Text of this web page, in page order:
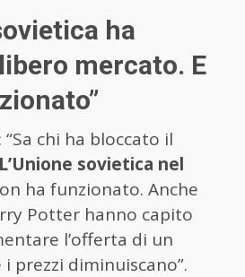
ha
mercato. E
chi ha bloccato il
L’Unione sovietica nel
ha funzionato. Anche
Potter hanno capito
l’offerta di un
prezzi diminuiscano”.